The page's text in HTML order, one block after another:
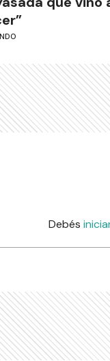
Debés